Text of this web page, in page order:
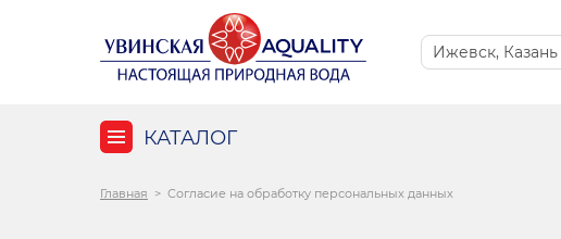
КАТАЛОГ
Главная > Согласие на обработку персональных данных